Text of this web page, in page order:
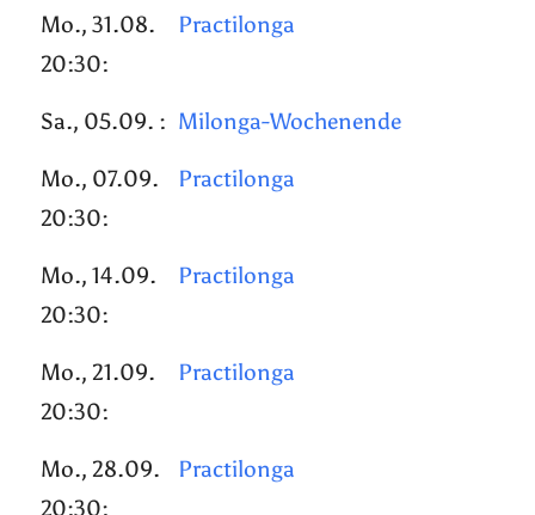
Mo., 31.08.
20:30:
Practilonga
Sa., 05.09. : Milonga-Wochenende
Mo., 07.09.
20:30:
Practilonga
Mo., 14.09.
20:30:
Practilonga
Mo., 21.09.
20:30:
Practilonga
Mo., 28.09.
20:30:
Practilonga